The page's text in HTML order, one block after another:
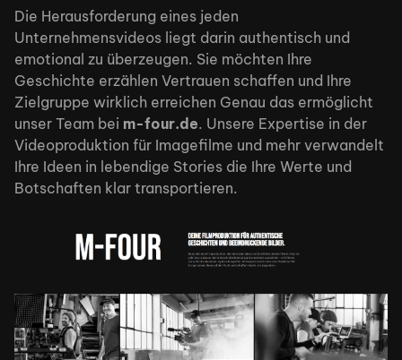
Die Herausforderung eines jeden
Unternehmensvideos liegt darin authentisch und
emotional zu überzeugen. Sie möchten Ihre
Geschichte erzählen Vertrauen schaffen und Ihre
Zielgruppe wirklich erreichen Genau das ermöglicht
unser Team bei m-four.de. Unsere Expertise in der
Videoproduktion für Imagefilme und mehr verwandelt
Ihre Ideen in lebendige Stories die Ihre Werte und
Botschaften klar transportieren.